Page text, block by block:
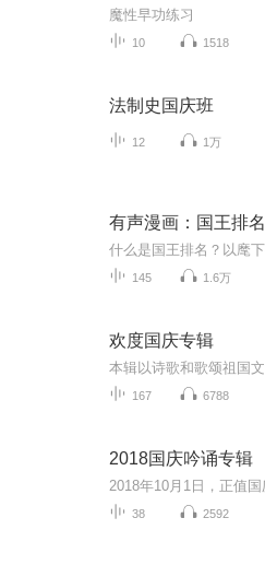
魔性早功练习
10 1518
法制史国庆班
12 1万
有声漫画：国王排名
145 1.6万
欢度国庆专辑
167 6788
2018国庆吟诵专辑
38 2592